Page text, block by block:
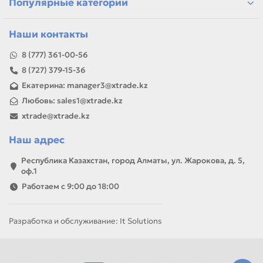
Популярные категории
Наши контакты
8 (777) 361-00-56
8 (727) 379-15-36
Екатерина: manager3@xtrade.kz
Любовь: sales1@xtrade.kz
xtrade@xtrade.kz
Наш адрес
Республика Казахстан, город Алматы, ул. Жарокова, д. 5,
оф.1
Работаем с 9:00 до 18:00
Разработка и обслуживание: It Solutions